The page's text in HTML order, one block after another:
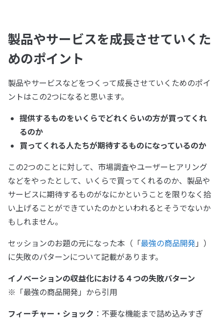
製品やサービスを成長させていくた
めのポイント
製品やサービスなどをつくって成長させていくためのポイ
ントはこの2つになると思います。
提供するものをいくらでどれくらいの方が買ってくれ
るのか
買ってくれる人たちが期待するものになっているのか
この2つのことに対して、市場調査やユーザーヒアリング
などをやったとして、いくらで買ってくれるのか、製品や
サービスに期待するものがなにかということを限りなく拾
い上げることができていたのかといわれるとそうでないか
もしれません。
セッションのお題の元になった本（「最強の商品開発 」）
に失敗のパターンについて記載があります。
イノベーションの収益化における４つの失敗パターン
※「最強の商品開発」から引用
フィーチャー・ショック ：不要な機能まで詰め込みすぎ